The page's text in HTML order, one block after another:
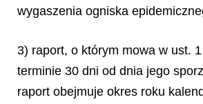
wygaszenia ogniska
3) raport, o którym mowa w ust.
terminie 30 dni od dnia jego
raport obejmuje okres roku